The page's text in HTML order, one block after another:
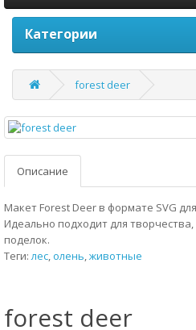
Категории
forest deer
Описание
Макет Forest Deer в формате SVG
Идеально подходит для
поделок.
Теги:лес,олень,животные
forest deer